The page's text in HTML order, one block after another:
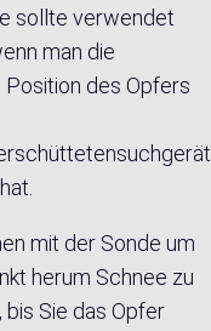
sollte verwendet
man die
Position des Opfers
mit der Sonde um
herum Schnee zu
bis Sie das Opfer